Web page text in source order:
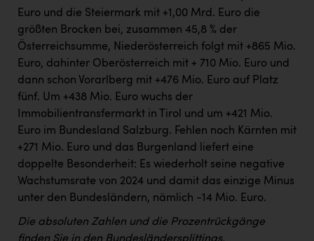
Euro und die Steiermark mit +1,00 Mrd. Euro die
größten Brocken bei, zusammen 45,8 % der
Österreichsumme, Niederösterreich folgt mit +865 Mio.
Euro, dahinter Oberösterreich mit + 710 Mio. Euro und
dann schon Vorarlberg mit +476 Mio. Euro auf Platz
fünf. Um +438 Mio. Euro wuchs der
Immobilientransfermarkt in Tirol und um +421 Mio.
Euro im Bundesland Salzburg. Fehlen noch Kärnten mit
+271 Mio. Euro und das Burgenland liefert eine
doppelte Besonderheit: Es wiederholt seine negative
Wachstumsrate von 2024 und damit das einzige Minus
unter den Bundesländern, nämlich -14 Mio. Euro.
Die absoluten Zahlen und die Prozentrückgänge